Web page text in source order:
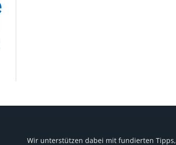
Wir unterstützen dabei mit fundierten Tipps,